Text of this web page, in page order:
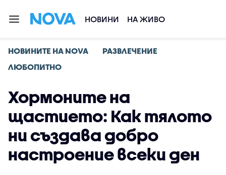
НОВИНИ НА ЖИВО
НОВИНИТЕ НА NOVA
РАЗВЛЕЧЕНИЕ
ЛЮБОПИТНО
Хормоните на
щастието: Как тялото
ни създава добро
настроение всеки ден